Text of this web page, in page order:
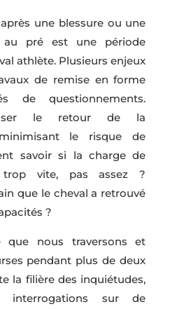
une blessure ou une
au pré est une période
athlète. Plusieurs enjeux
de remise en forme
de questionnements.
le retour de la
le risque de
savoir si la charge de
trop vite, pas assez ?
que le cheval a retrouvé
?
que nous traversons et
pendant plus de deux
la filière des inquiétudes,
interrogations sur de